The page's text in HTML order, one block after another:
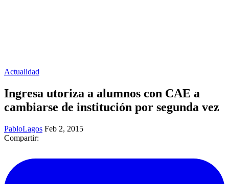
Actualidad
Ingresa utoriza a alumnos con CAE a
cambiarse de institución por segunda vez
PabloLagos Feb 2, 2015
Compartir: